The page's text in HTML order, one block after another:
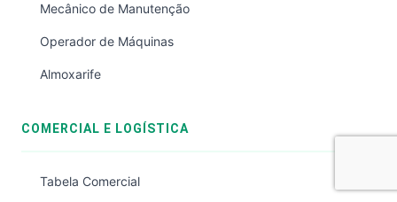
Mecânico de Manutenção
Operador de Máquinas
Almoxarife
COMERCIAL E LOGÍSTICA
Tabela Comercial